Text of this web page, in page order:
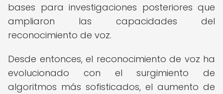
bases para investigaciones posteriores que
ampliaron las capacidades del
reconocimiento de voz.
Desde entonces, el reconocimiento de voz ha
evolucionado con el surgimiento de
algoritmos más sofisticados, el aumento de